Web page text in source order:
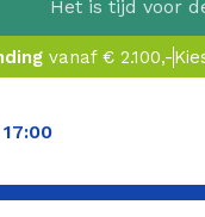
Het is tijd voor
vanaf € 2.100,-
17:00